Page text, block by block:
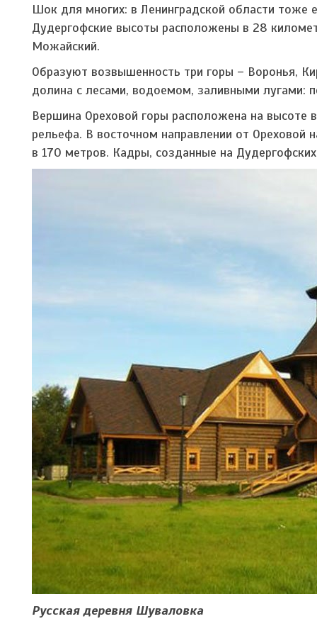
Шок для многих: в Ленинградской области тоже
Дудергофские высоты расположены в 28
Можайский.
Образуют возвышенность три горы – Воронья,
долина с лесами, водоемом, заливными лугами:
Вершина Ореховой горы расположена на высоте
рельефа. В восточном направлении от
в 170 метров. Кадры, созданные на
Русская деревня Шуваловка